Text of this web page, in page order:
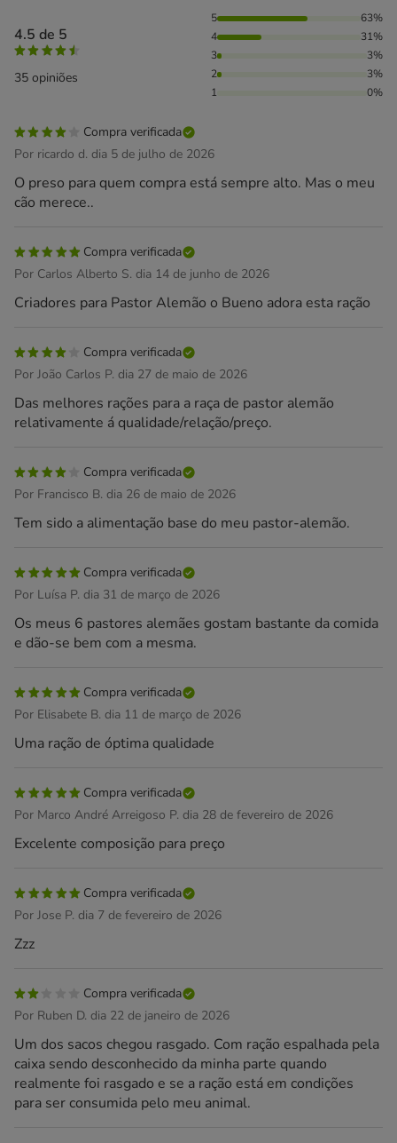
4.5 de 5
35 opiniões
63% das pessoas avaliaram com 5 estrelas, 31% das
5
63%
4
31%
3
3%
2
3%
1
0%
Compra verificada
Por ricardo d. dia 5 de julho de 2026
O preso para quem compra está sempre alto. Mas o meu
cão merece..
Compra verificada
Por Carlos Alberto S. dia 14 de junho de 2026
Criadores para Pastor Alemão o Bueno adora esta ração
Compra verificada
Por João Carlos P. dia 27 de maio de 2026
Das melhores rações para a raça de pastor alemão
relativamente á qualidade/relação/preço.
Compra verificada
Por Francisco B. dia 26 de maio de 2026
Tem sido a alimentação base do meu pastor-alemão.
Compra verificada
Por Luísa P. dia 31 de março de 2026
Os meus 6 pastores alemães gostam bastante da comida
e dão-se bem com a mesma.
Compra verificada
Por Elisabete B. dia 11 de março de 2026
Uma ração de óptima qualidade
Compra verificada
Por Marco André Arreigoso P. dia 28 de fevereiro de 2026
Excelente composição para preço
Compra verificada
Por Jose P. dia 7 de fevereiro de 2026
Zzz
Compra verificada
Por Ruben D. dia 22 de janeiro de 2026
Um dos sacos chegou rasgado. Com ração espalhada pela
caixa sendo desconhecido da minha parte quando
realmente foi rasgado e se a ração está em condições
para ser consumida pelo meu animal.